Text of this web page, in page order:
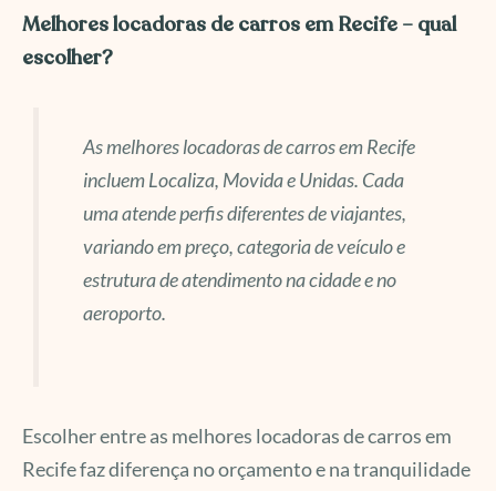
Melhores locadoras de carros em Recife – qual
escolher?
As melhores locadoras de carros em Recife
incluem Localiza, Movida e Unidas. Cada
uma atende perfis diferentes de viajantes,
variando em preço, categoria de veículo e
estrutura de atendimento na cidade e no
aeroporto.
Escolher entre as melhores locadoras de carros em
Recife faz diferença no orçamento e na tranquilidade